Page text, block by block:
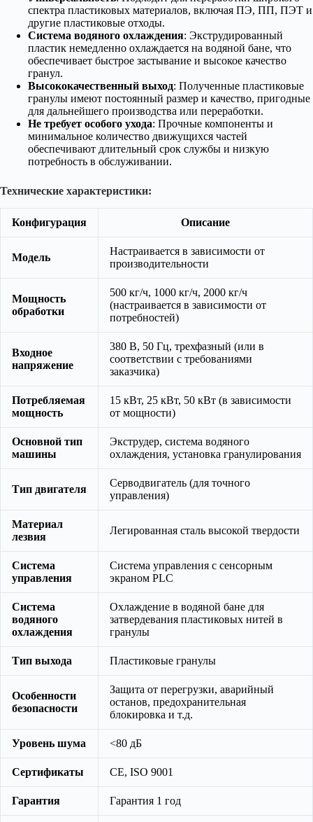
спектра пластиковых материалов, включая ПЭ, ПП, ПЭТ и
другие пластиковые отходы.
Система водяного охлаждения: Экструдированный
пластик немедленно охлаждается на водяной бане, что
обеспечивает быстрое застывание и высокое качество
гранул.
Высококачественный выход: Полученные пластиковые
гранулы имеют постоянный размер и качество, пригодные
для дальнейшего производства или переработки.
Не требует особого ухода: Прочные компоненты и
минимальное количество движущихся частей
обеспечивают длительный срок службы и низкую
потребность в обслуживании.
Технические характеристики:
Конфигурация Описание
Модель
Настраивается в зависимости от
производительности
Мощность
обработки
500 кг/ч, 1000 кг/ч, 2000 кг/ч
(настраивается в зависимости от
потребностей)
Входное
напряжение
380 В, 50 Гц, трехфазный (или в
соответствии с требованиями
заказчика)
Потребляемая
мощность
15 кВт, 25 кВт, 50 кВт (в зависимости
от мощности)
Основной тип
машины
Экструдер, система водяного
охлаждения, установка гранулирования
Тип двигателя
Серводвигатель (для точного
управления)
Материал
лезвия
Легированная сталь высокой твердости
Система
управления
Система управления с сенсорным
экраном PLC
Система
водяного
охлаждения
Охлаждение в водяной бане для
затвердевания пластиковых нитей в
гранулы
Тип выхода Пластиковые гранулы
Особенности
безопасности
Защита от перегрузки, аварийный
останов, предохранительная
блокировка и т.д.
Уровень шума <80 дБ
Сертификаты CE, ISO 9001
Гарантия Гарантия 1 год